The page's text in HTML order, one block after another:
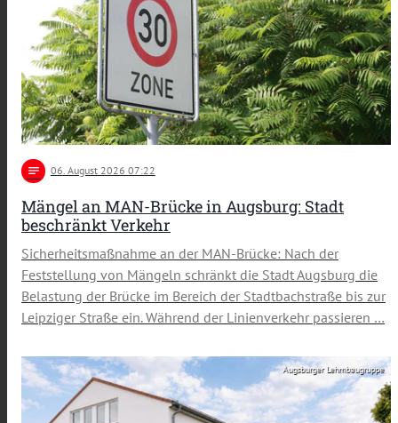
notes 06. August 2026 07:22
Mängel an MAN-Brücke in Augsburg: Stadt
beschränkt Verkehr
Sicherheitsmaßnahme an der MAN-Brücke: Nach der
Feststellung von Mängeln schränkt die Stadt Augsburg die
Belastung der Brücke im Bereich der Stadtbachstraße bis zur
Leipziger Straße ein. Während der Linienverkehr passieren …
Augsburger Lehmbaugruppe